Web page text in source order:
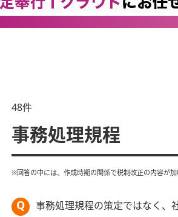
48件
事務処理規程
※回答の中には、作成時期の関係で税制改正の内容が
事務処理規程の策定ではなく、